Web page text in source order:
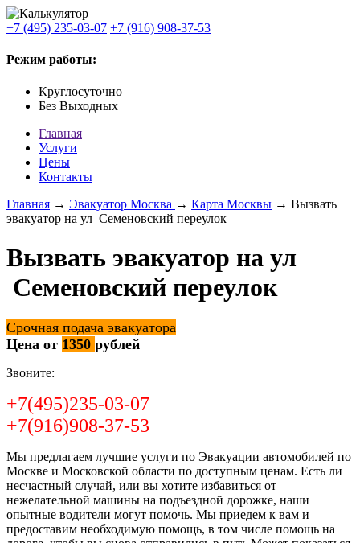
+7 (495) 235-03-07 +7 (916) 908-37-53
Режим работы:
Круглосуточно
Без Выходных
Главная
Услуги
Цены
Контакты
Главная → Эвакуатор Москва → Карта Москвы → Вызвать
эвакуатор на ул Семеновский переулок
Вызвать эвакуатор на ул
Семеновский переулок
Срочная подача эвакуатора
Цена от 1350 рублей
Звоните:
+7(495)235-03-07
+7(916)908-37-53
Мы предлагаем лучшие услуги по Эвакуации автомобилей по
Москве и Московской области по доступным ценам. Есть ли
несчастный случай, или вы хотите избавиться от
нежелательной машины на подъездной дорожке, наши
опытные водители могут помочь. Мы приедем к вам и
предоставим необходимую помощь, в том числе помощь на